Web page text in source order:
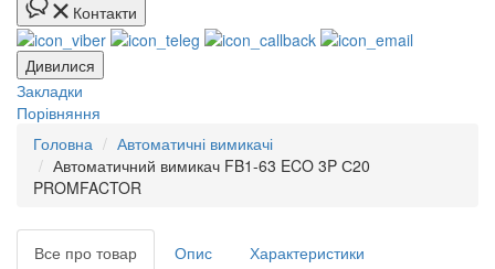
Контакти
Дивилися
Закладки
Порівняння
Головна
Автоматичні вимикачі
Автоматичний вимикач FB1-63 ECO 3P С20
PROMFACTOR
Все про товар Опис Характеристики